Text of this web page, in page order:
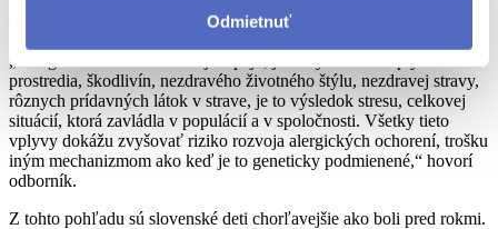
Odmietnuť
ekzém, alebo niektoré iné formy alergií, to už je druhá vec.“
„Alergické ochorenia naozaj stúpajú, je to výsledkom vplyvu
prostredia, škodlivín, nezdravého životného štýlu, nezdravej stravy,
rôznych prídavných látok v strave, je to výsledok stresu, celkovej
situácií, ktorá zavládla v populácií a v spoločnosti. Všetky tieto
vplyvy dokážu zvyšovať riziko rozvoja alergických ochorení, trošku
iným mechanizmom ako keď je to geneticky podmienené,“ hovorí
odborník.
Z tohto pohľadu sú slovenské deti chorľavejšie ako boli pred rokmi.